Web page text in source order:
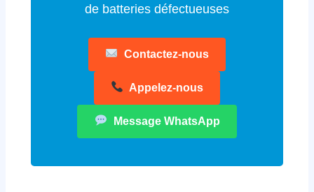
de batteries défectueuses
Contactez-nous
Appelez-nous
Message WhatsApp